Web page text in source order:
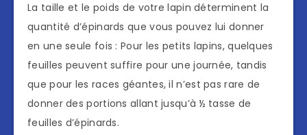
La taille et le poids de votre lapin déterminent la
quantité d’épinards que vous pouvez lui donner
en une seule fois : Pour les petits lapins, quelques
feuilles peuvent suffire pour une journée, tandis
que pour les races géantes, il n’est pas rare de
donner des portions allant jusqu’à ½ tasse de
feuilles d’épinards.